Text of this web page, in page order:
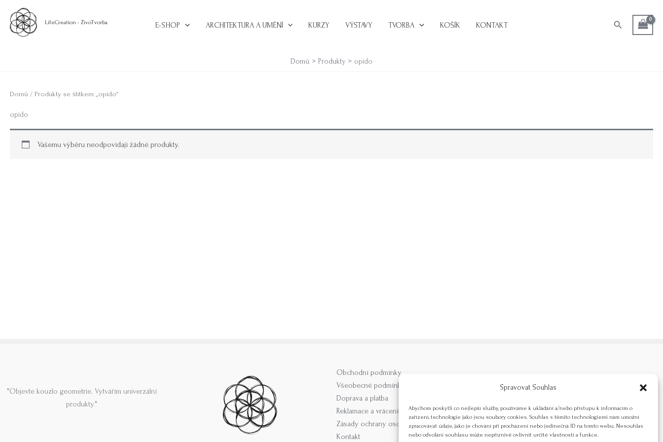
Spravovat Souhlas
Abychom poskytli co nejlepší služby, používáme k ukládání a/nebo přístupu k informacím o
zařízení, technologie jako jsou soubory cookies. Souhlas s těmito technologiemi nám umožní
zpracovávat údaje, jako je chování při procházení nebo jedinečná ID na tomto webu. Nesouhlas
nebo odvolání souhlasu může nepříznivě ovlivnit určité vlastnosti a funkce.
Přeskočit
obsah
LifeCreation - ŽivoTvorba E-SHOP ARCHITEKTURA A UMĚNÍ KURZY VÝSTAVY TVORBA KOŠÍK KONTAKT Hledat
Domů Produkty opido
Domů / Produkty se štítkem „opido“
opido
Vašemu výběru neodpovídají žádné produkty.
"Objevte kouzlo geometrie. Vytvářím univerzální
produkty."
Obchodní podmínky
Všeobecné podmínky pro příměstské tábory
Doprava a platba
Reklamace a vrácení zboží
Zásady ochrany osobních údajů
Kontakt